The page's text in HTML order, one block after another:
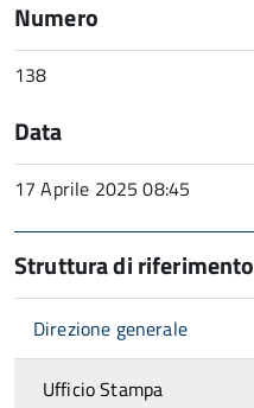
Numero
138
Data
17 Aprile 2025 08:45
Struttura di riferimento
Direzione generale
Ufficio Stampa